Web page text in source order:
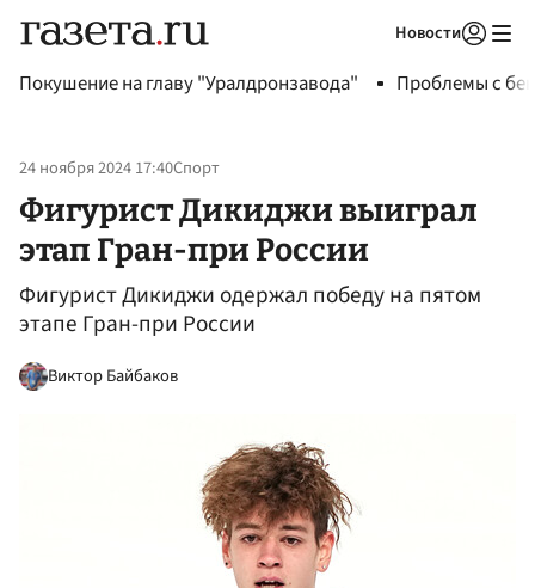
Новости
Покушение на главу "Уралдронзавода" Проблемы с
24 ноября 2024 17:40Спорт
Фигурист Дикиджи выиграл
этап Гран-при России
Фигурист Дикиджи одержал победу на пятом
этапе Гран-при России
Виктор Байбаков